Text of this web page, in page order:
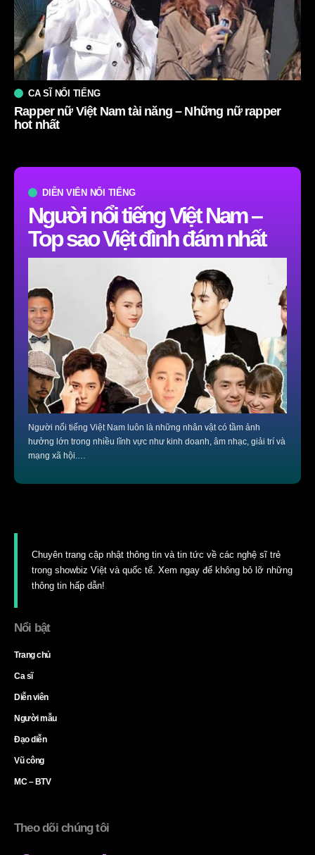
DIỄN VIÊN NỔI TIẾNG
Người nổi tiếng Việt Nam –
Top sao Việt đình đám nhất
Người nổi tiếng Việt Nam luôn là những nhân vật có tầm ảnh
hưởng lớn trong nhiều lĩnh vực như kinh doanh, âm nhạc, giải trí và
mạng xã hội.…
CA SĨ NỔI TIẾNG
Rapper nữ Việt Nam tài năng – Những nữ rapper
hot nhất
Chuyên trang cập nhật thông tin và tin tức về các nghệ sĩ trẻ
trong showbiz Việt và quốc tế. Xem ngay để không bỏ lỡ những
thông tin hấp dẫn!
Nổi bật
Trang chủ
Ca sĩ
Diễn viên
Người mẫu
Đạo diễn
Vũ công
MC – BTV
Theo dõi chúng tôi